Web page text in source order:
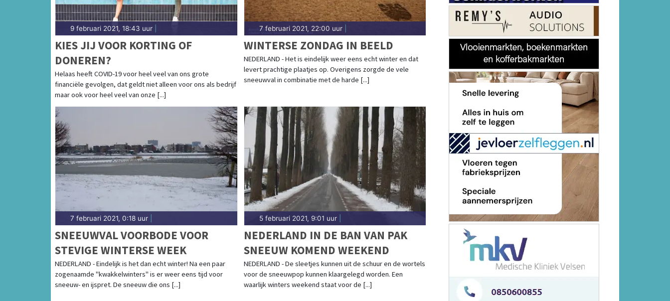
9 februari 2021, 18:43 uur
KIES JIJ VOOR KORTING OF
DONEREN?
Helaas heeft COVID-19 voor heel veel van ons grote
financiële gevolgen, dat geldt niet alleen voor ons als bedrijf
maar ook voor heel veel van onze [...]
7 februari 2021, 22:00 uur|
WINTERSE ZONDAG IN BEELD
NEDERLAND - Het is eindelijk weer eens echt winter en dat
levert prachtige plaatjes op. Overigens zorgde de vele
sneeuwval in combinatie met de harde [...]
7 februari 2021, 0:18 uur
SNEEUWVAL VOORBODE VOOR
STEVIGE WINTERSE WEEK
NEDERLAND - Eindelijk is het dan echt winter! Na een paar
zogenaamde "kwakkelwinters" is er weer eens tijd voor
sneeuw- en ijspret. De sneeuw die ons [...]
5 februari 2021, 9:01 uur|
NEDERLAND IN DE BAN VAN PAK
SNEEUW KOMEND WEEKEND
NEDERLAND - De sleetjes kunnen uit de schuur en de wortels
voor de sneeuwpop kunnen klaargelegd worden. Een
waarlijk winters weekend staat voor de [...]